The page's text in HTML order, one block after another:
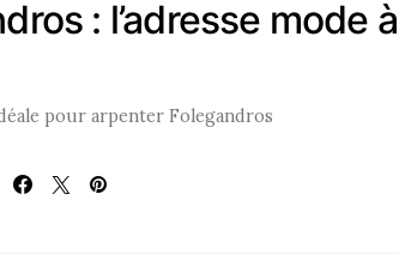
: l’adresse mode à
pour arpenter Folegandros